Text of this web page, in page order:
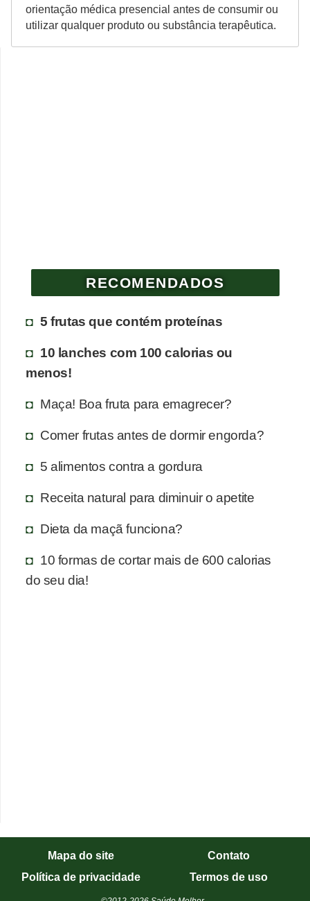
orientação médica presencial antes de consumir ou
utilizar qualquer produto ou substância terapêutica.
RECOMENDADOS
5 frutas que contém proteínas
10 lanches com 100 calorias ou
menos!
Maça! Boa fruta para emagrecer?
Comer frutas antes de dormir engorda?
5 alimentos contra a gordura
Receita natural para diminuir o apetite
Dieta da maçã funciona?
10 formas de cortar mais de 600 calorias
do seu dia!
Mapa do site
Contato
Política de privacidade
Termos de uso